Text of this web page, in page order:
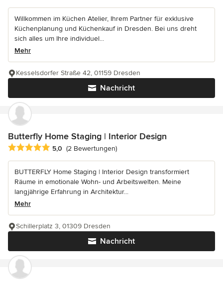
Willkommen im Küchen Atelier, Ihrem Partner für exklusive
Küchenplanung und Küchenkauf in Dresden. Bei uns dreht
sich alles um Ihre individuel...
Mehr
Nachricht
Kesselsdorfer Straße 42, 01159 Dresden
Butterfly Home Staging | Interior Design
Durchschnittliche Bewertung: 5 von 5 Sternen
5,0 (2 Bewertungen)
BUTTERFLY Home Staging | Interior Design transformiert
Räume in emotionale Wohn- und Arbeitswelten. Meine
langjährige Erfahrung in Architektur...
Mehr
Nachricht
Schillerplatz 3, 01309 Dresden